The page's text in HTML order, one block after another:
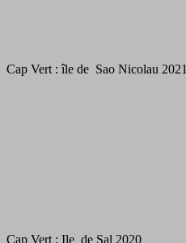
Cap Vert : île de Sao Nicolau 2021
Cap Vert : Ile de Sal 2020